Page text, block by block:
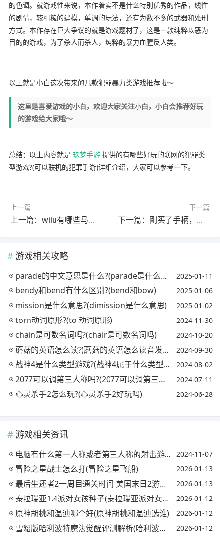
的色调。就游戏性来说，本作着实不是什么特别优秀的作品，线性
的剧情，较粗糙的建模，单调的玩法，还有为数不多的武器和处刑
方式。本作存在巨大争议的就是游戏题材了，这是一款纯粹以恶为
目的的游戏，为了杀人而杀人，纯粹的暴力血腥反人类。
以上就是小白这次带来的几款犯罪暴力类游戏推荐啦～
这里是喜爱游戏的小白，欢迎大家关注小白，小白会推荐好玩
的游戏给大家哦～
总结：以上内容就是 玖梦手游提供的有哪些好玩的联网的犯罪类
型游戏?(可以联机的犯罪手游)详细介绍，大家可以参考一下。
上一篇
上一篇：wiiu有哪些马里奥游戏?(wii马里奥游戏大全)
下一篇
下一篇：刚买了手柄，可以推荐几款动作游戏吗(说明一下游戏特点与评价)?
游戏相关攻略
parade的中文意思是什么?(parade是什么意思英语翻译成中文) 2025-01-11
bendy和bend有什么区别?(bend和bow) 2025-01-06
mission是什么意思?(dimission是什么意思) 2025-01-02
torn动词原形?(to 动词原形) 2024-11-30
chain是可数名词吗?(chair是可数名词吗) 2024-10-20
蘑菇的英语怎么读?(蘑菇的英语怎么读音发音) 2024-09-30
战神4是什么类型游戏?(战神4属于什么类型游戏) 2024-08-02
2077可以调第三人称吗?(2077可以调第三人称吗怎么调) 2024-07-11
心灵杀手2怎么玩?(心灵杀手2好玩吗) 2024-06-28
游戏相关资讯
电脑有什么第一人称或者第三人称的射击游戏?(科幻类、高科技的不用)? 2024-11-07
冒险之星战士怎么打(冒险之星飞船) 2026-01-13
最后生还者2一周目通关时间 美国末日2游戏时长是多少(最后生还者2一周目多久) 2026-01-13
泰拉瑞亚1.4派对女孩种子(泰拉瑞亚派对女孩原型) 2026-01-12
原神胡桃和温迪哪个好(原神胡桃和温迪选谁) 2026-01-12
雪貂版哈利波特魔法觉醒评测解析(哈利波特魔法觉醒雪球) 2026-01-12